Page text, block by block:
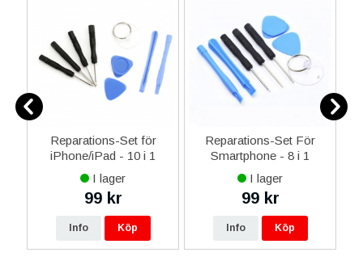
Reparations-Set för
iPhone/iPad - 10 i 1
I lager
99 kr
Info Köp
Reparations-Set För
Smartphone - 8 i 1
I lager
99 kr
Info Köp